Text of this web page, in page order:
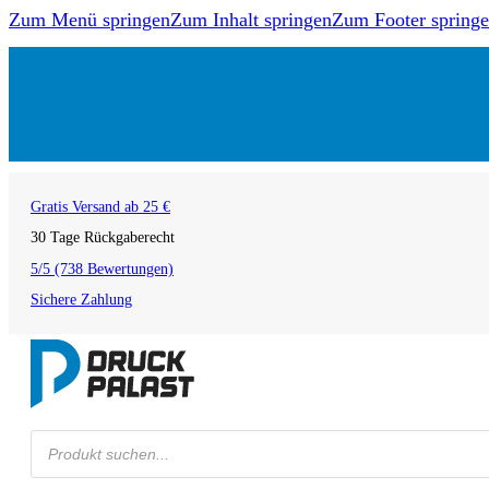
Zum Menü springenZum Inhalt springenZum Footer
Gratis Versand ab 25 €
30 Tage Rückgaberecht
5/5 (738 Bewertungen)
Sichere Zahlung
Products
search